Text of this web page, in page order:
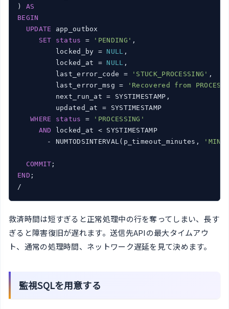
) AS
BEGIN
UPDATE app_outbox
SET
status = 'PENDING' ,
         locked_by =
NULL ,
         locked_at =
NULL ,
         last_error_code =
'STUCK_PROCESSING' ,
         last_error_msg =
'Recovered from
         next_run_at = SYSTIMESTAMP,
         updated_at = SYSTIMESTAMP
WHERE
status =
'PROCESSING'
AND locked_at < SYSTIMESTAMP
       - NUMTODSINTERVAL(p_timeout_minutes,
COMMIT
END ;
/
救済時間は短すぎると正常処理中の行を奪ってしまい、長す
ぎると障害復旧が遅れます。送信先APIの最大タイムアウ
ト、通常の処理時間、ネットワーク遅延を見て決めます。
監視SQLを用意する